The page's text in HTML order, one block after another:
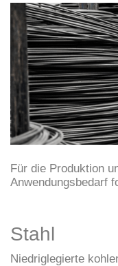
Für die Produktion
Anwendungsbedarf
Stahl
Niedriglegierte